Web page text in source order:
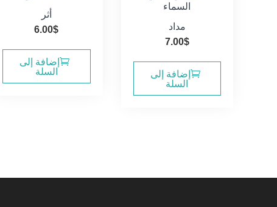
السماء
مداد
7.00$
إضافة إلى
السلة
أثر
6.00$
إضافة إلى
السلة